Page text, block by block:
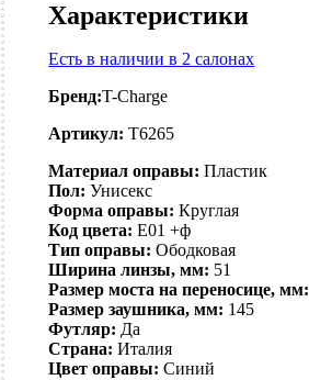
Характеристики
Есть в наличии в 2 салонах
Бренд:T-Charge
Артикул: T6265
Материал оправы: Пластик
Пол: Унисекс
Форма оправы: Круглая
Код цвета: E01 +ф
Тип оправы: Ободковая
Ширина линзы, мм: 51
Размер моста на переносице, мм:
Размер заушника, мм: 145
Футляр: Да
Страна: Италия
Цвет оправы: Синий